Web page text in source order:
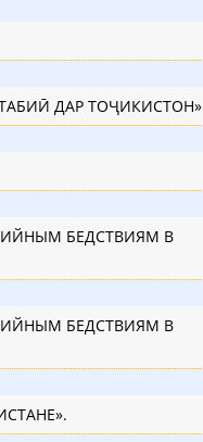
ЛОИХАИ «БАЛАНД БАРДОШТАНИ ОМОДАГӢ ВА УСТУВОРӢ БА ОФАТҲОИ ТАБИӢ ДАР ТОҶИКИСТОН»